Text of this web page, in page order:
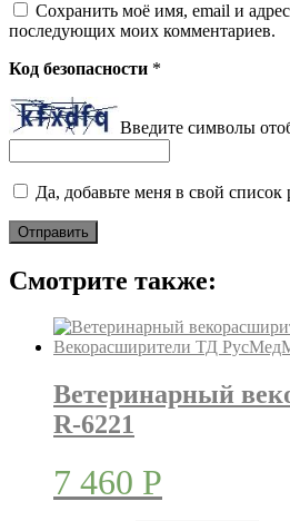
Сохранить моё имя, email и
последующих моих комментариев.
Код безопасности *
Введите символы
Да, добавьте меня в свой список
Смотрите также:
Ветеринарный
R-6221
7 460 Р